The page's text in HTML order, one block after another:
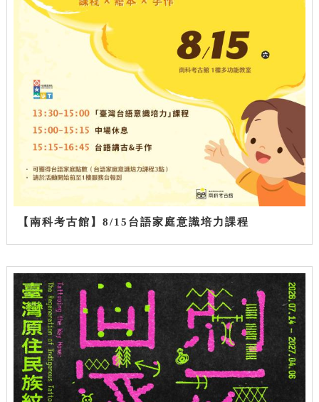
【南科考古館】8/15台語家庭意識培力課程